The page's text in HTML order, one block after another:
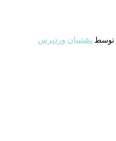
توسط پشتیبان وردپرس